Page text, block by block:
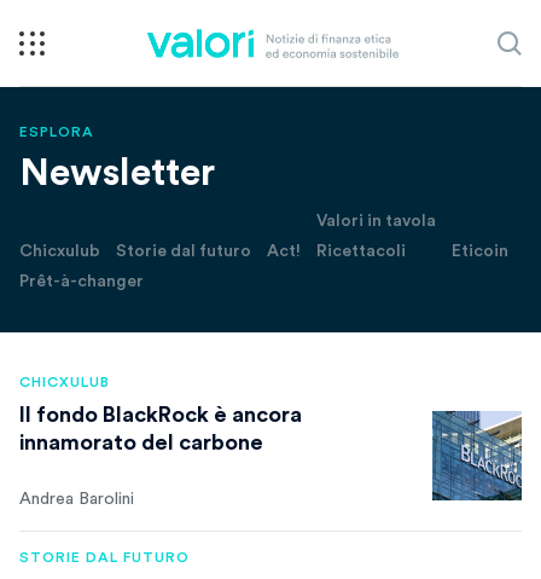
ESPLORA
Newsletter
Chicxulub Storie dal futuro Act!
Valori in tavola
Ricettacoli
Eticoin
Prêt-à-changer
CHICXULUB
Il fondo BlackRock è ancora
innamorato del carbone
Andrea Barolini
STORIE DAL FUTURO